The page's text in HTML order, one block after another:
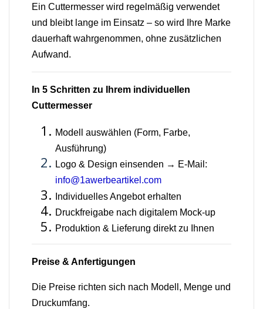
Ein Cuttermesser wird regelmäßig verwendet
und bleibt lange im Einsatz – so wird Ihre Marke
dauerhaft wahrgenommen, ohne zusätzlichen
Aufwand.
In 5 Schritten zu Ihrem individuellen
Cuttermesser
Modell auswählen (Form, Farbe,
Ausführung)
Logo & Design einsenden → E-Mail:
info@1awerbeartikel.com
Individuelles Angebot erhalten
Druckfreigabe nach digitalem Mock-up
Produktion & Lieferung direkt zu Ihnen
Preise & Anfertigungen
Die Preise richten sich nach Modell, Menge und
Druckumfang.